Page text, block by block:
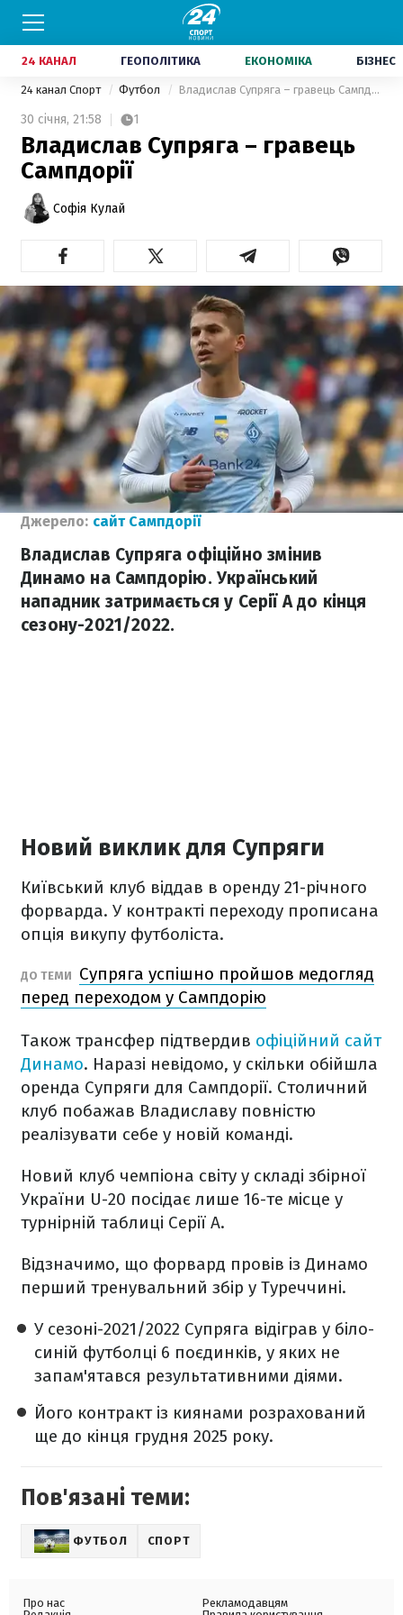
24 КАНАЛ ГЕОПОЛІТИКА ЕКОНОМІКА БІЗНЕС
24 канал Спорт Футбол Владислав Супряга – гравець Сампдорії
30 січня, 21:58 1
Владислав Супряга – гравець
Сампдорії
Софія Кулай
Джерело: сайт Сампдорії
Владислав Супряга офіційно змінив
Динамо на Сампдорію. Український
нападник затримається у Серії А до кінця
сезону-2021/2022.
Новий виклик для Супряги
Київський клуб віддав в оренду 21-річного
форварда. У контракті переходу прописана
опція викупу футболіста.
ДО ТЕМИ
Супряга успішно пройшов медогляд
перед переходом у Сампдорію
Також трансфер підтвердив офіційний сайт
Динамо. Наразі невідомо, у скільки обійшла
оренда Супряги для Сампдорії. Столичний
клуб побажав Владиславу повністю
реалізувати себе у новій команді.
Новий клуб чемпіона світу у складі збірної
України U-20 посідає лише 16-те місце у
турнірній таблиці Серії А.
Відзначимо, що форвард провів із Динамо
перший тренувальний збір у Туреччині.
У сезоні-2021/2022 Супряга відіграв у біло-
синій футболці 6 поєдинків, у яких не
запам'ятався результативними діями.
Його контракт із киянами розрахований
ще до кінця грудня 2025 року.
Пов'язані теми:
ФУТБОЛ СПОРТ
Про нас
Рекламодавцям